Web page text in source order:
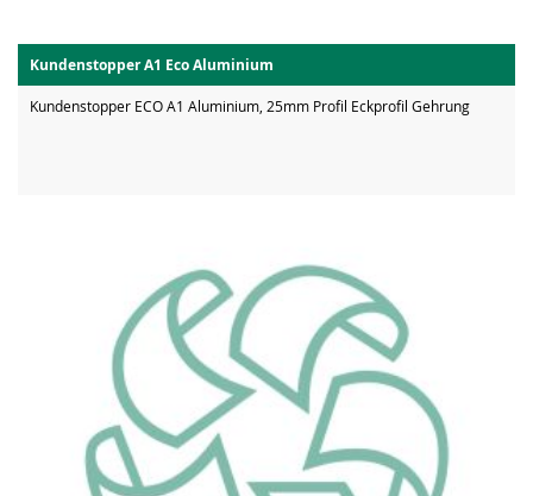
Kundenstopper A1 Eco Aluminium
Kundenstopper ECO A1 Aluminium, 25mm Profil Eckprofil Gehrung